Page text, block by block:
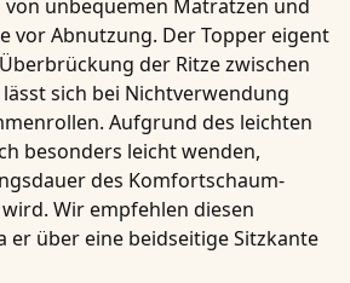
von unbequemen Matratzen und
vor Abnutzung. Der Topper eigent
der Ritze zwischen
sich bei Nichtverwendung
Aufgrund des leichten
besonders leicht wenden,
des Komfortschaum-
Wir empfehlen diesen
er über eine beidseitige Sitzkante